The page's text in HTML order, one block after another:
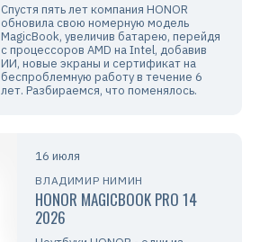
Спустя пять лет компания HONOR
обновила свою номерную модель
MagicBook, увеличив батарею, перейдя
с процессоров AMD на Intel, добавив
ИИ, новые экраны и сертификат на
беспроблемную работу в течение 6
лет. Разбираемся, что поменялось.
16 июля
ВЛАДИМИР НИМИН
HONOR MAGICBOOK PRO 14
2026